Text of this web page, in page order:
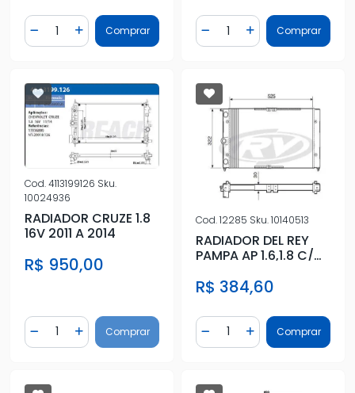
Diminuir Quantidade
Quantidade
Adicionar Quantidade
Comprar Diminuir Quantidade
Quantidade
AdicionarComprar
Cod.4113199126 Sku.
10024936
RADIADOR CRUZE 1.8
16V 2011 A 2014
R$ 950,00
Diminuir Quantidade
Quantidade
Adicionar Quantidade
Comprar
Cod.12285 Sku.10140513
RADIADOR DEL REY
PAMPA AP 1.6,1.8 C/
R$ 384,60
Diminuir Quantidade
Quantidade
AdicionarComprar